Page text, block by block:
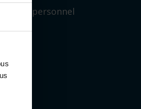
du personnel